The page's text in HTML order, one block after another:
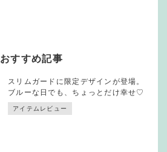
おすすめ記事
スリムガードに限定デザインが登場。
ブルーな日でも、ちょっとだけ幸せ♡
アイテムレビュー